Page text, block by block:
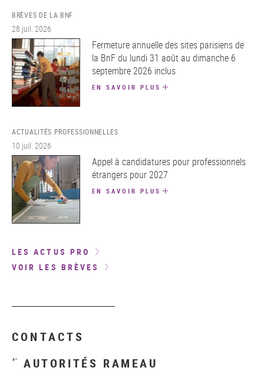
BRÈVES DE LA BNF
28 juil. 2026
Fermeture annuelle des sites parisiens de
la BnF du lundi 31 août au dimanche 6
septembre 2026 inclus
EN SAVOIR PLUS
ACTUALITÉS PROFESSIONNELLES
10 juil. 2026
Appel à candidatures pour professionnels
étrangers pour 2027
EN SAVOIR PLUS
LES ACTUS PRO
VOIR LES BRÈVES
CONTACTS
AUTORITÉS RAMEAU